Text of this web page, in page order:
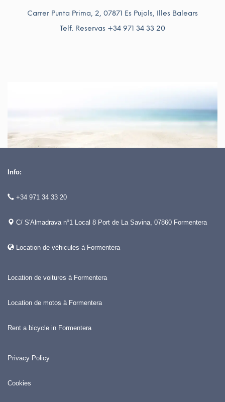
Carrer Punta Prima, 2, 07871 Es Pujols, Illes Balears
Telf. Reservas +34 971 34 33 20
Info:
+34 971 34 33 20
C/ S'Almadrava nº1 Local 8 Port de La Savina, 07860 Formentera
Location de véhicules à Formentera
Location de voitures à Formentera
Location de motos à Formentera
Rent a bicycle in Formentera
Privacy Policy
Cookies